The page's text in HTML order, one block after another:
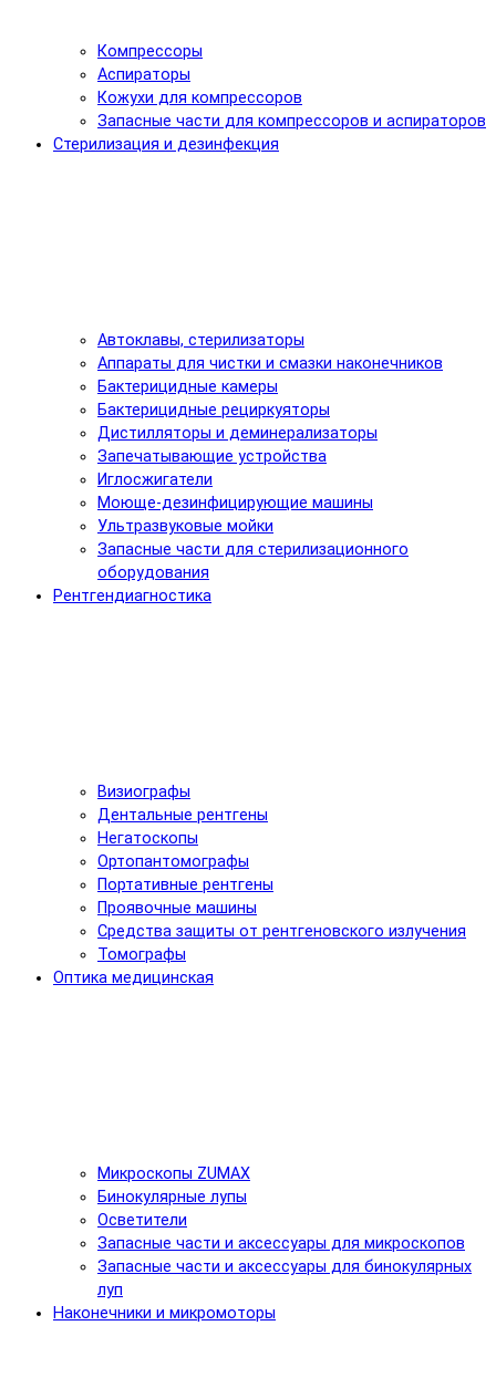
Компрессоры
Аспираторы
Кожухи для компрессоров
Запасные части для компрессоров и аспираторов
Стерилизация и дезинфекция
Автоклавы, стерилизаторы
Аппараты для чистки и смазки наконечников
Бактерицидные камеры
Бактерицидные рециркуяторы
Дистилляторы и деминерализаторы
Запечатывающие устройства
Иглосжигатели
Моюще-дезинфицирующие машины
Ультразвуковые мойки
Запасные части для стерилизационного
оборудования
Рентгендиагностика
Визиографы
Дентальные рентгены
Негатоскопы
Ортопантомографы
Портативные рентгены
Проявочные машины
Средства защиты от рентгеновского излучения
Томографы
Оптика медицинская
Микроскопы ZUMAX
Бинокулярные лупы
Осветители
Запасные части и аксессуары для микроскопов
Запасные части и аксессуары для бинокулярных
луп
Наконечники и микромоторы